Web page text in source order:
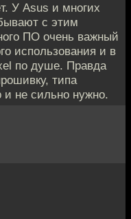
У Asus и многих
с этим
ПО очень важный
использования и в
по душе. Правда
типа
и не сильно нужно.